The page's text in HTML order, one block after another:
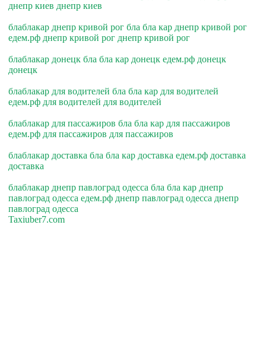
днепр киев днепр киев
блаблакар днепр кривой рог бла бла кар днепр кривой рог
едем.рф днепр кривой рог днепр кривой рог
блаблакар донецк бла бла кар донецк едем.рф донецк
донецк
блаблакар для водителей бла бла кар для водителей
едем.рф для водителей для водителей
блаблакар для пассажиров бла бла кар для пассажиров
едем.рф для пассажиров для пассажиров
блаблакар доставка бла бла кар доставка едем.рф доставка
доставка
блаблакар днепр павлоград одесса бла бла кар днепр
павлоград одесса едем.рф днепр павлоград одесса днепр
павлоград одесса
Taxiuber7.com